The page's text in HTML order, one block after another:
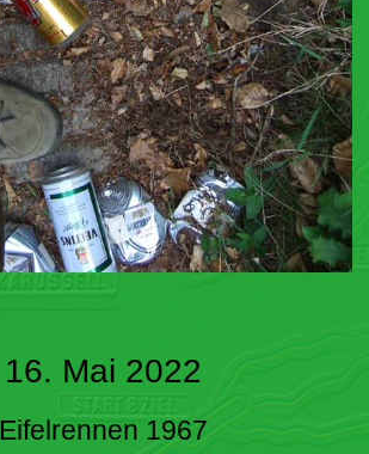
16. Mai 2022
Eifelrennen 1967